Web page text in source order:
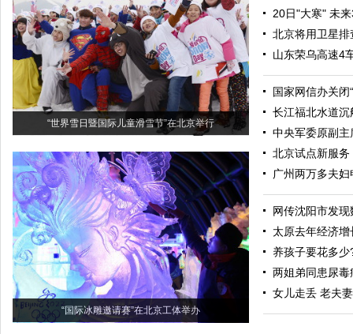
“世界雪日暨国际儿童滑雪节”在北京举行
“国际冰雕邀请赛”在北京工体举办
20日"大寒" 未
北京将用卫星
山东荣乌高速4
国家网信办关闭
长江福北水道
中央军委原副
北京试点新服
广州两万多夫妇
网传沈阳市发
太原去年经济
养孩子要花多
两姐弟同患尿
女儿走丢 老夫